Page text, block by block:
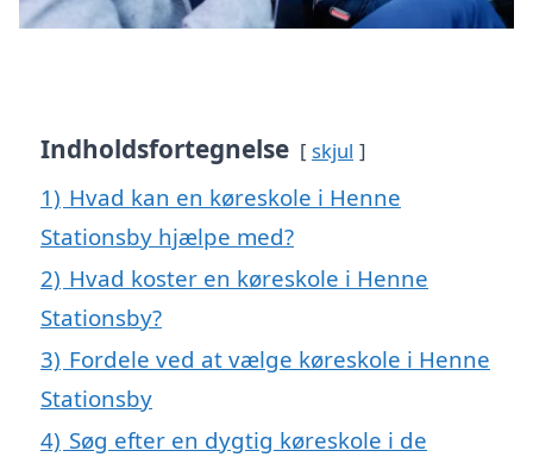
Indholdsfortegnelse skjul
1) Hvad kan en køreskole i Henne
Stationsby hjælpe med?
2) Hvad koster en køreskole i Henne
Stationsby?
3) Fordele ved at vælge køreskole i Henne
Stationsby
4) Søg efter en dygtig køreskole i de